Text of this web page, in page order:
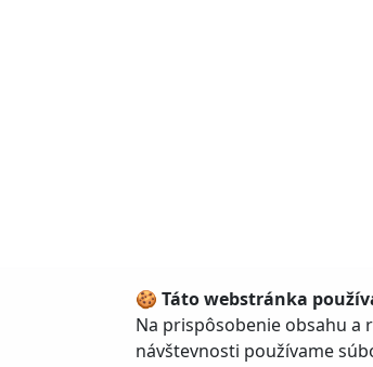
© Mesto Malacky, Bernolákova 5188/1A, 901 01 Malacky,
Úvodná stránka|Implementácia|
🍪 Táto webstránka
Na prispôsobenie obsahu a
návštevnosti používame